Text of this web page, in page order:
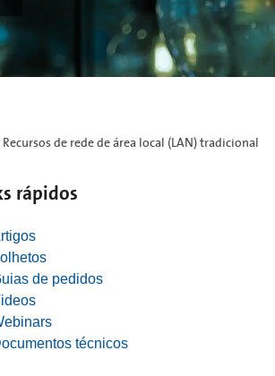
Recursos de rede de área local (LAN) tradicional
rápidos
de pedidos
técnicos